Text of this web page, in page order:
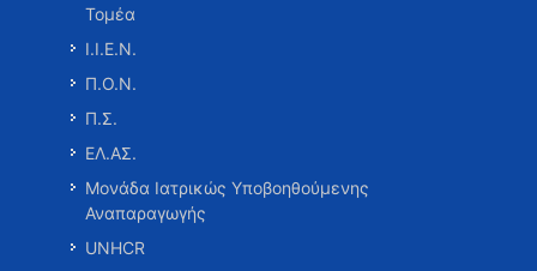
Τομέα
Ι.Ι.Ε.Ν.
Π.Ο.Ν.
Π.Σ.
ΕΛ.ΑΣ.
Μονάδα Ιατρικώς Υποβοηθούμενης
Αναπαραγωγής
UNHCR